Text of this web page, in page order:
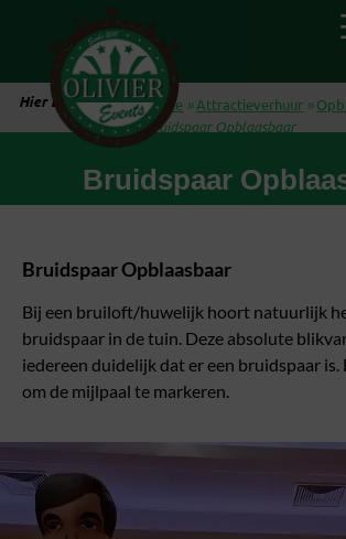
Hier ben je: Home »Attractieverhuur »
Bruidspaar Opblaasbaar
Bruidspaar
Bruidspaar Opblaasbaar
Bij een bruiloft/huwelijk hoort natuurlijk
bruidspaar in de tuin. Deze absolute
iedereen duidelijk dat er een bruidspaar is.
om de mijlpaal te markeren.